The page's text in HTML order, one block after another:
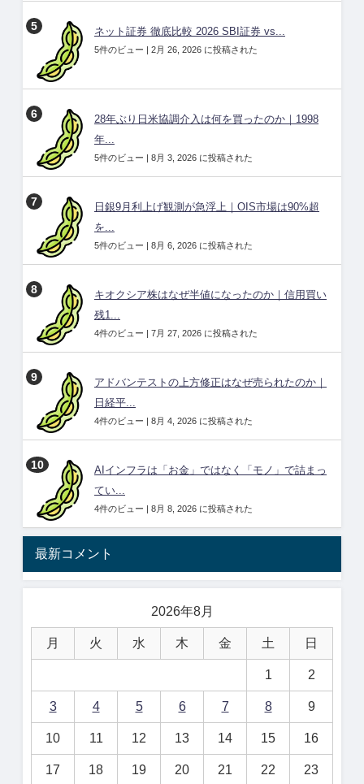
ネット証券 徹底比較 2026 SBI証券 vs...
5件のビュー | 2月 26, 2026 に投稿された
28年ぶり日米協調介入は何を買ったのか｜1998
年...
5件のビュー | 8月 3, 2026 に投稿された
日銀9月利上げ観測が急浮上｜OIS市場は90%超
を...
5件のビュー | 8月 6, 2026 に投稿された
キオクシア株はなぜ半値になったのか｜信用買い
残1...
4件のビュー | 7月 27, 2026 に投稿された
アドバンテストの上方修正はなぜ売られたのか｜
日経平...
4件のビュー | 8月 4, 2026 に投稿された
AIインフラは「お金」ではなく「モノ」で詰まっ
てい...
4件のビュー | 8月 8, 2026 に投稿された
最新コメント
2026年8月
月 火 水 木 金 土 日
1 2
3 4 5 6 7 8 9
10 11 12 13 14 15 16
17 18 19 20 21 22 23